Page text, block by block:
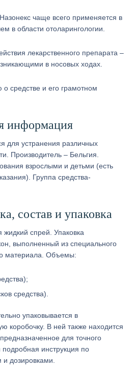
чаще всего применяется в
в области отоларингологии.
лекарственного препарата –
в носовых ходах.
средстве и его грамотном
информация
для устранения различных
Производитель – Бельгия.
взрослыми и детьми (есть
Группа средства-
состав и упаковка
спрей. Упаковка
выполненный из специального
материала. Объемы:
средства).
упаковывается в
коробочку. В ней также находится
для точного
подробная инструкция по
дозировками.